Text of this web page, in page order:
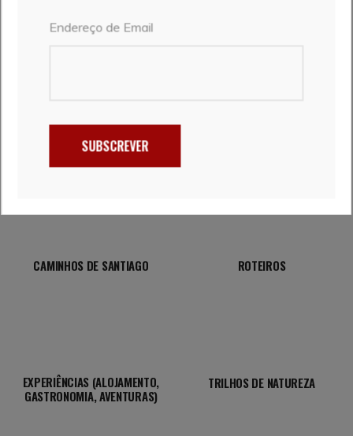
CAMINHOS DE SANTIAGO ROTEIROS
EXPERIÊNCIAS (ALOJAMENTO,
GASTRONOMIA, AVENTURAS)
TRILHOS DE NATUREZA
Endereço de Email
SUBSCREVER